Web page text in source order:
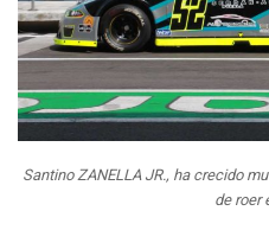
Santino ZANELLA JR., ha crecido
de roer